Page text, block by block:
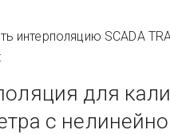
интерполяцию SCADA
для
с